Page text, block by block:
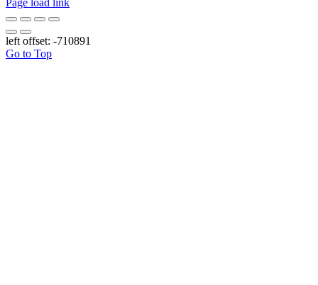
left offset: -710891
Go to Top